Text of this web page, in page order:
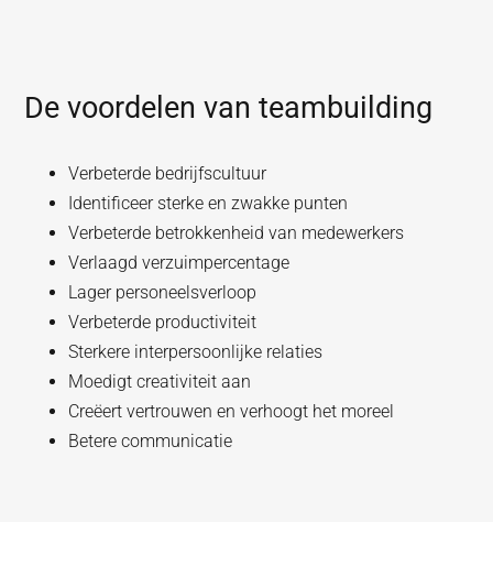
De voordelen van teambuilding
Verbeterde bedrijfscultuur
Identificeer sterke en zwakke punten
Verbeterde betrokkenheid van medewerkers
Verlaagd verzuimpercentage
Lager personeelsverloop
Verbeterde productiviteit
Sterkere interpersoonlijke relaties
Moedigt creativiteit aan
Creëert vertrouwen en verhoogt het moreel
Betere communicatie